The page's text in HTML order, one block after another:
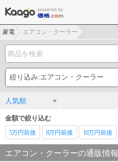
家電 エアコン・クーラー
人気順
金額で絞り込む
5万円前後 8万円前後 10万円前後
エアコン・クーラーの通販情報